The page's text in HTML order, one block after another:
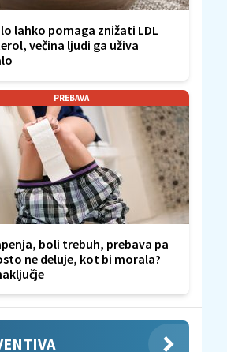
lahko pomaga znižati LDL
večina ljudi ga uživa
PREBAVA
boli trebuh, prebava pa
ne deluje, kot bi morala?